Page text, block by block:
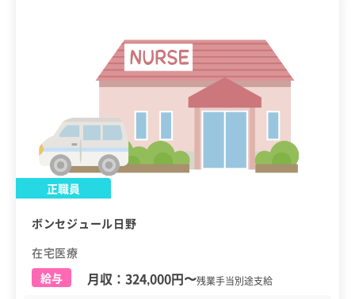
正職員
ボンセジュール日野
在宅医療
給与
月収： 324,000円〜残業手当別途支給